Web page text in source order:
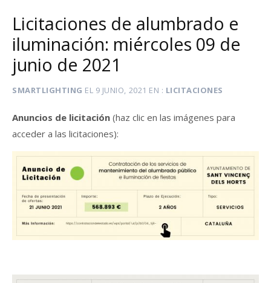
Licitaciones de alumbrado e
iluminación: miércoles 09 de
junio de 2021
SMARTLIGHTING EL 9 JUNIO, 2021 EN LICITACIONES
Anuncios de licitación (haz clic en las imágenes para
acceder a las licitaciones):